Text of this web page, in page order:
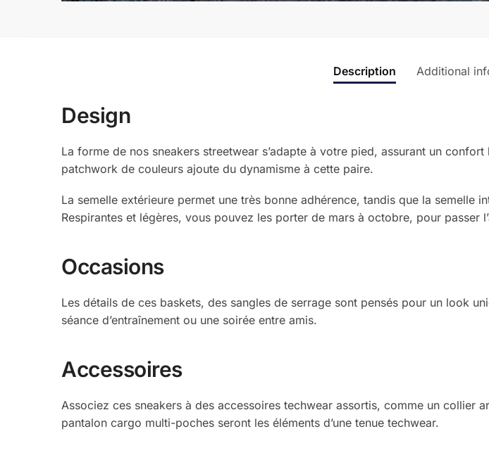
Description Additional
Design
La forme de nos sneakers streetwear s’adapte à votre pied, assurant un
patchwork de couleurs ajoute du dynamisme à cette paire.
La semelle extérieure permet une très bonne adhérence, tandis que la semelle
Respirantes et légères, vous pouvez les porter de mars à octobre, pour passer
Occasions
Les détails de ces baskets, des sangles de serrage sont pensés pour un look
séance d’entraînement ou une soirée entre amis.
Accessoires
Associez ces sneakers à des accessoires techwear assortis, comme un collier
pantalon cargo multi-poches seront les éléments d’une tenue techwear.